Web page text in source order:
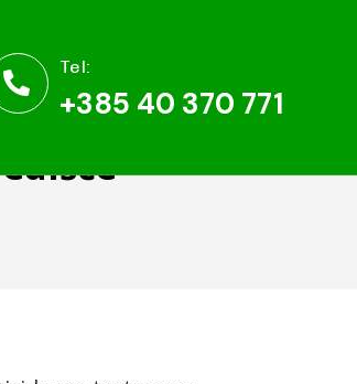

Tel:
+385 40 370 771
 Tel:
+385 40 370 771